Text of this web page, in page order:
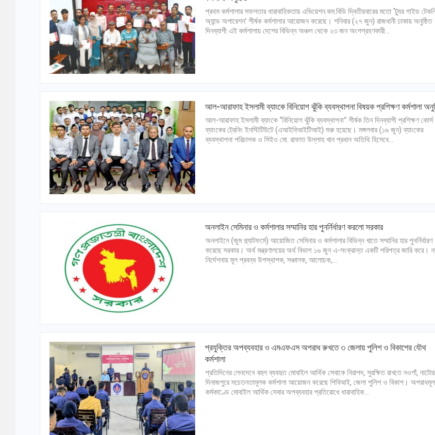
প্রথম কর্মশালার সফলতার ধারাবাহিকতায় এভিয়েশন.কম.বিডি দ্বিতীয়বারের মতো ‘ট্যুর গাইড
অ্যান্ড অপারেশন’ শীর্ষক কর্মশালার আয়োজন করেছে। শনিবার (২৭ জুন) রাজধানী ঢাকায় অনুষ্ঠিত
দিনব্যাপী এই কর্মশালায় দেশের বিভিন্ন অঞ্চল থেকে ২৩ জন অংশগ্রহণকারী…
আল-আরাফাহ ইসলামী ব্যাংকে বিনিয়োগ ঝুঁকি ব্যবস্থাপনা বিষয়ক প্রশিক্ষণ কর্মশালা
আল-আরাফাহ ইসলামী ব্যাংকে “বিনিয়োগ ঝুঁকি ব্যবস্থাপনা” শীর্ষক তিন দিনব্যাপী প্রশিক্ষণ কোর্স
ব্যাংকের ট্রেনিং ইনস্টিটিউটে (এআইবিআইটিআই) শুরু হয়েছে। মঙ্গলবার (১৬ জুন) ব্যাংকের
ব্যবস্থাপনা পরিচালক ও সিইও মো. রাফাত উল্লাহ খান প্রধান অতিথি হিসেবে…
অনলাইন সেমিনার ও কর্মশালার সম্মানির হার পুনর্নির্ধারণ করলো সরকার
অনলাইনে (জুম প্ল্যাটফর্মে) আয়োজিত সেমিনার ও কর্মশালার বিভিন্ন খাতে সম্মানির হার পুনর্নির্ধারণ
করেছে সরকার। অর্থ মন্ত্রণালয়ের অর্থ বিভাগ ১৬ জুন এ-সংক্রান্ত একটি পরিপত্র জারি করে।
নির্দেশনায় মূল প্রবন্ধ উপস্থাপক, সঞ্চালক, আলোচক,…
প্রযুক্তির অপব্যবহার ও এমএফএস অপরাধ রুখতে ৩ জেলায় পুলিশ ও বিকাশের যৌথ
কর্মশালা
প্রতিদিনের লেনদেনে বহুল ব্যবহৃত মোবাইল আর্থিক সেবাকে নিরাপদ, সুরক্ষিত রাখতে নওগাঁ,
দিনাজপুরে সচেতনতামূলক কর্মশালা আয়োজন করেছে পিবিআই, জেলা পুলিশ ও বিকাশ।
কর্মকাণ্ডে মোবাইল আর্থিক সেবার অপব্যবহার প্রতিরোধে ধারাবাহিক…